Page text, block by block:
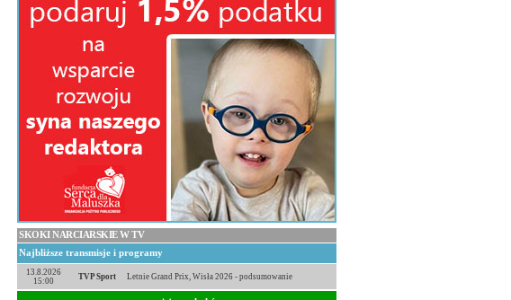
SKOKI NARCIARSKIE W TV
Najbliższe transmisje i programy
13.8.2026
15:00
TVP Sport Letnie Grand Prix, Wisła 2026 - podsumowanie